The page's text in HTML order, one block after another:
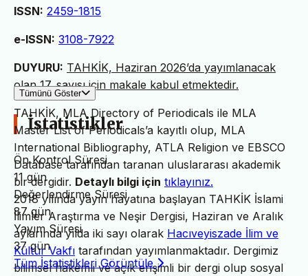
ISSN: 2459-1815
e-ISSN: 3108-7922
DUYURU: TAHKİK, Haziran 2026’da yayımlanacak
olan 17. sayısı için makale kabul etmektedir.
TAHKİK, MLA Directory of Periodicals ile MLA
Master List of Periodicals’a kayıtlı olup, MLA
International Bibliography, ATLA Religion ve EBSCO
Database tarafından taranan uluslararası akademik
bir dergidir. Detaylı bilgi için tıklayınız.
2018 yılında yayın hayatına başlayan TAHKİK İslami
İlimler Araştırma ve Neşir Dergisi, Haziran ve Aralık
aylarında yılda iki sayı olarak Hacıveyiszade İlim ve
Kültür Vakfı tarafından yayımlanmaktadır. Dergimiz
bilimsel hakemli ve açık erişimli bir dergi olup sosyal
Tümünü Göster
İstatistikler
Ön Kontrol Süresi
11 gün
Değerlendirme Süresi
87 gün
Yayım Süresi
37 gün
Tüm İstatistikleri Görüntüle